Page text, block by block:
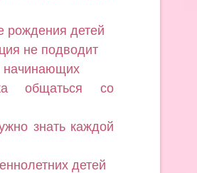
рождения детей
не подводит
начинающих
общаться со
знать каждой
детей